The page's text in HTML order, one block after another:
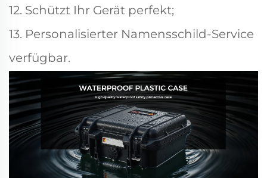
12. Schützt Ihr Gerät perfekt;
13. Personalisierter Namensschild-Service
verfügbar.